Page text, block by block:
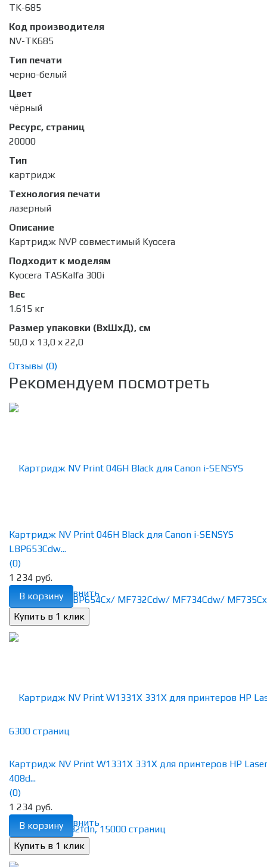
TK-685
Код производителя
NV-TK685
Тип печати
черно-белый
Цвет
чёрный
Ресурс, страниц
20000
Тип
картридж
Технология печати
лазерный
Описание
Картридж NVP совместимый Kyocera
Подходит к моделям
Kyocera TASKalfa 300i
Вес
1.615 кг
Размер упаковки (ВхШхД), см
50,0 х 13,0 х 22,0
Отзывы (0)
Рекомендуем посмотреть
избранное сравнить
Картридж NV Print 046H Black для Canon i-SENSYS
LBP653Cdw...
(0)
1 234 руб.
В корзину
избранное сравнить
Картридж NV Print W1331X 331X для принтеров HP Laser
408d...
(0)
1 234 руб.
В корзину